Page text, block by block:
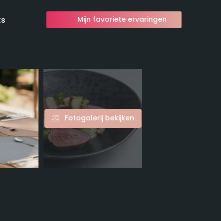
Mijn favoriete ervaringen
Fotogalerij bekijken